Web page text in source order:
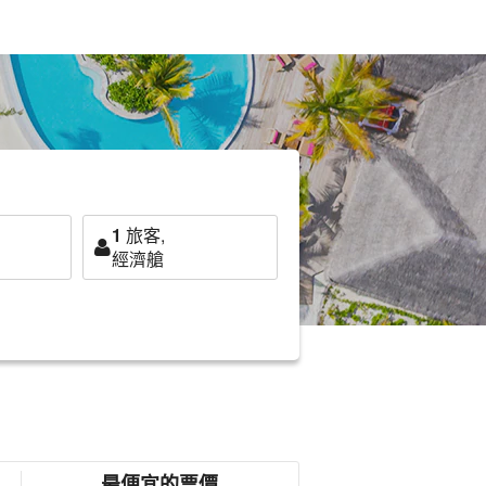
1 旅客,
經濟艙